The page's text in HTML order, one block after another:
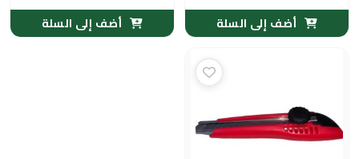
أضف إلى السلة أضف إلى السلة